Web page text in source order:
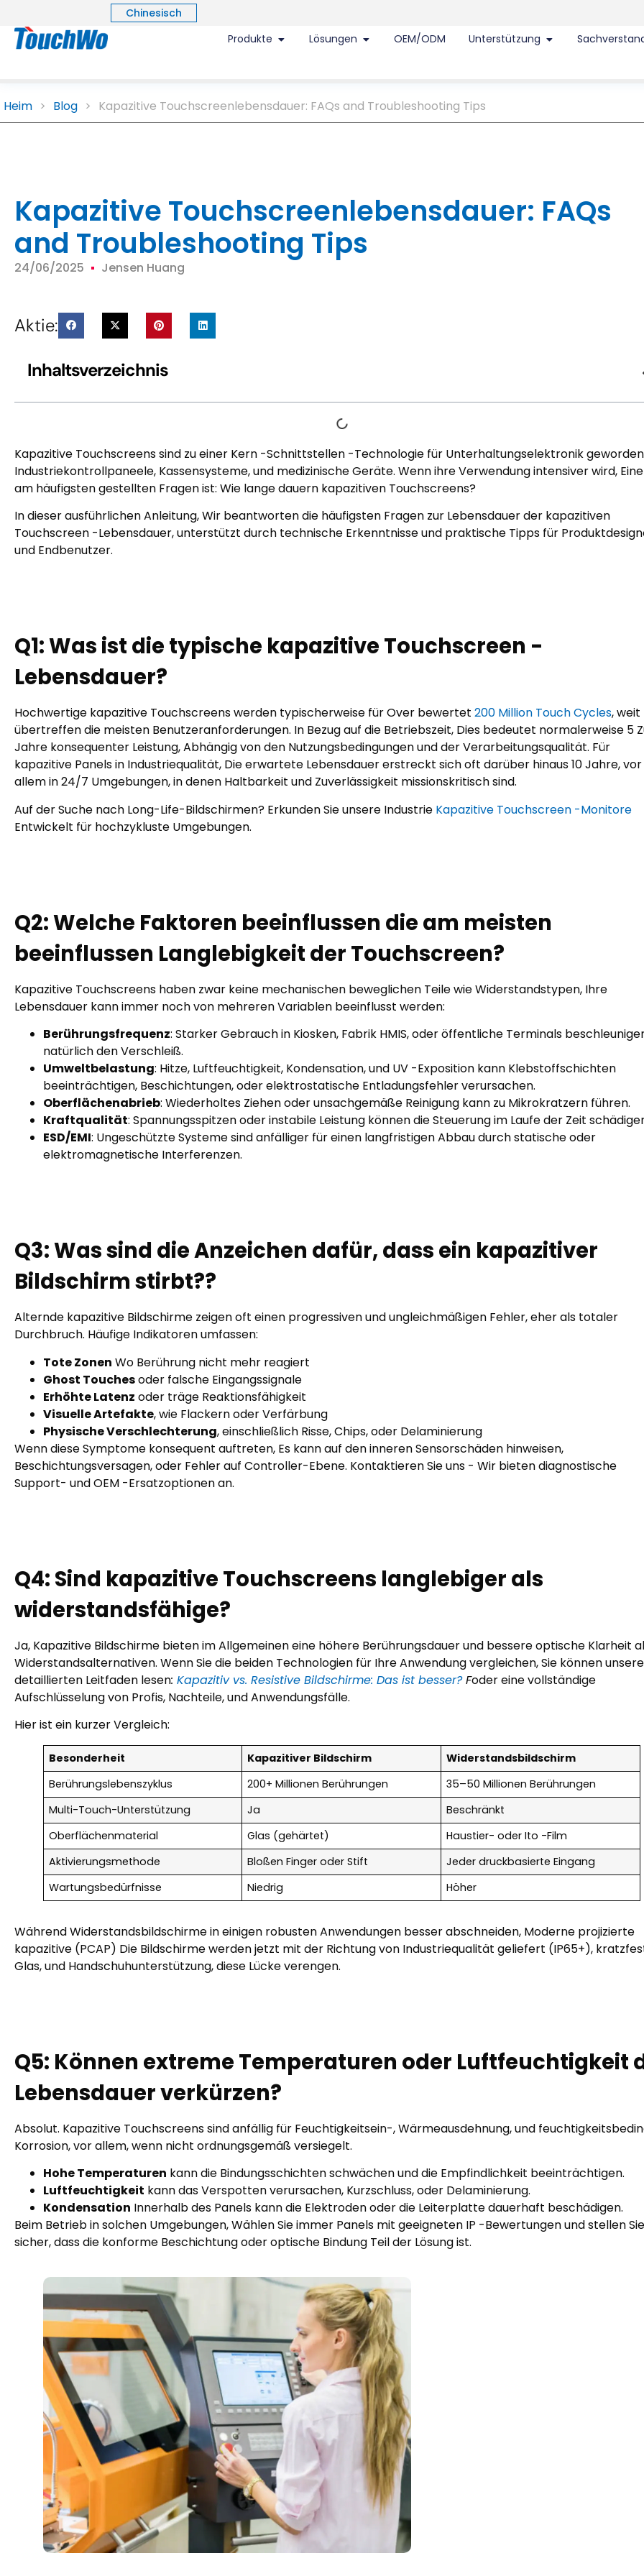
Chinesisch
Produkte
Lösungen OEM/ODM Unterstützung
Heim > Blog > Kapazitive Touchscreenlebensdauer: FAQs and Troubleshooting Tips
Kapazitive Touchscreenlebensdauer: FAQs
and Troubleshooting Tips
24/06/2025 Jensen Huang
Aktie:
Inhaltsverzeichnis
Kapazitive Touchscreens sind zu einer Kern -Schnittstellen -Technologie für Unterhaltungselektronik
Industriekontrollpaneele, Kassensysteme, und medizinische Geräte. Wenn ihre Verwendung intensiver wird,
am häufigsten gestellten Fragen ist: Wie lange dauern kapazitiven Touchscreens?
In dieser ausführlichen Anleitung, Wir beantworten die häufigsten Fragen zur Lebensdauer der kapazitiven
Touchscreen -Lebensdauer, unterstützt durch technische Erkenntnisse und praktische Tipps für
und Endbenutzer.
Q1:Was ist die typische kapazitive Touchscreen -
Lebensdauer?
Hochwertige kapazitive Touchscreens werden typischerweise für Over bewertet 200 Million Touch Cycles, weit
übertreffen die meisten Benutzeranforderungen. In Bezug auf die Betriebszeit, Dies bedeutet normalerweise 5
Jahre konsequenter Leistung, Abhängig von den Nutzungsbedingungen und der Verarbeitungsqualität. Für
kapazitive Panels in Industriequalität, Die erwartete Lebensdauer erstreckt sich oft darüber hinaus 10 Jahre, vor
allem in 24/7 Umgebungen, in denen Haltbarkeit und Zuverlässigkeit missionskritisch sind.
Auf der Suche nach Long-Life-Bildschirmen? Erkunden Sie unsere Industrie Kapazitive Touchscreen -Monitore
Entwickelt für hochzykluste Umgebungen.
Q2:Welche Faktoren beeinflussen die am meisten
beeinflussen Langlebigkeit der Touchscreen?
Kapazitive Touchscreens haben zwar keine mechanischen beweglichen Teile wie Widerstandstypen, Ihre
Lebensdauer kann immer noch von mehreren Variablen beeinflusst werden:
Berührungsfrequenz: Starker Gebrauch in Kiosken, Fabrik HMIS, oder öffentliche Terminals
natürlich den Verschleiß.
Umweltbelastung: Hitze, Luftfeuchtigkeit, Kondensation, und UV -Exposition kann Klebstoffschichten
beeinträchtigen, Beschichtungen, oder elektrostatische Entladungsfehler verursachen.
Oberflächenabrieb: Wiederholtes Ziehen oder unsachgemäße Reinigung kann zu Mikrokratzern führen.
Kraftqualität: Spannungsspitzen oder instabile Leistung können die Steuerung im Laufe der Zeit
ESD/EMI: Ungeschützte Systeme sind anfälliger für einen langfristigen Abbau durch statische oder
elektromagnetische Interferenzen.
Q3:Was sind die Anzeichen dafür, dass ein kapazitiver
Bildschirm stirbt??
Alternde kapazitive Bildschirme zeigen oft einen progressiven und ungleichmäßigen Fehler, eher als totaler
Durchbruch. Häufige Indikatoren umfassen:
Tote Zonen Wo Berührung nicht mehr reagiert
Ghost Touchesoder falsche Eingangssignale
Erhöhte Latenz oder träge Reaktionsfähigkeit
Visuelle Artefakte, wie Flackern oder Verfärbung
Physische Verschlechterung, einschließlich Risse, Chips, oder Delaminierung
Wenn diese Symptome konsequent auftreten, Es kann auf den inneren Sensorschäden hinweisen,
Beschichtungsversagen, oder Fehler auf Controller-Ebene. Kontaktieren Sie uns - Wir bieten diagnostische
Support- und OEM -Ersatzoptionen an.
Q4: Sind kapazitive Touchscreens langlebiger als
widerstandsfähige?
Ja, Kapazitive Bildschirme bieten im Allgemeinen eine höhere Berührungsdauer und bessere optische Klarheit
Widerstandsalternativen. Wenn Sie die beiden Technologien für Ihre Anwendung vergleichen, Sie können
detaillierten Leitfaden lesen: Kapazitiv vs. Resistive Bildschirme: Das ist besser?Foder eine vollständige
Aufschlüsselung von Profis, Nachteile, und Anwendungsfälle.
Hier ist ein kurzer Vergleich:
Besonderheit Kapazitiver Bildschirm
Widerstandsbildschirm
Berührungslebenszyklus
200+ Millionen Berührungen
35–50 Millionen Berührungen
Multi-Touch-Unterstützung
Ja
Beschränkt
Oberflächenmaterial
Glas (gehärtet)
Haustier- oder Ito -Film
Aktivierungsmethode
Bloßen Finger oder Stift
Jeder druckbasierte Eingang
Wartungsbedürfnisse
Niedrig Höher
Während Widerstandsbildschirme in einigen robusten Anwendungen besser abschneiden, Moderne projizierte
kapazitive (PCAP) Die Bildschirme werden jetzt mit der Richtung von Industriequalität geliefert (IP65+),
Glas, und Handschuhunterstützung, diese Lücke verengen.
Q5: Können extreme Temperaturen oder Luftfeuchtigkeit
Lebensdauer verkürzen?
Absolut. Kapazitive Touchscreens sind anfällig für Feuchtigkeitsein-, Wärmeausdehnung, und
Korrosion, vor allem, wenn nicht ordnungsgemäß versiegelt.
Hohe Temperaturen kann die Bindungsschichten schwächen und die Empfindlichkeit beeinträchtigen.
Luftfeuchtigkeit kann das Verspotten verursachen, Kurzschluss, oder Delaminierung.
Kondensation Innerhalb des Panels kann die Elektroden oder die Leiterplatte dauerhaft beschädigen.
Beim Betrieb in solchen Umgebungen, Wählen Sie immer Panels mit geeigneten IP -Bewertungen und stellen Sie
sicher, dass die konforme Beschichtung oder optische Bindung Teil der Lösung ist.